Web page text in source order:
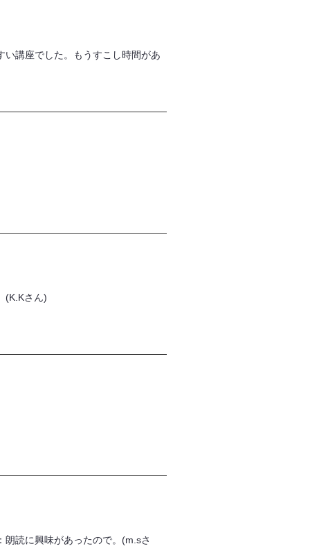
講座でした。もうすこし時間があ
(K.Kさん)
読に興味があったので。(m.sさ